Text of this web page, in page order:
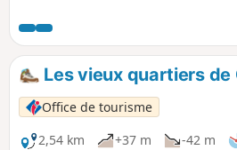
Les vieux quartiers de
Office de tourisme
2,54 km
+37 m -42 m